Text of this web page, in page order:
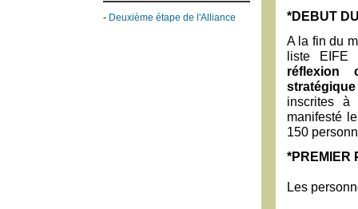
- Deuxième étape de l'Alliance
*DEBUT
A la fin du
liste
réflexion
inscrites à
manifesté
150
*PREMIER
Les